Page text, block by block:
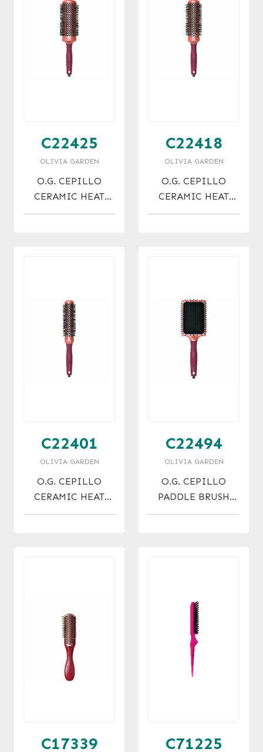
C22425
OLIVIA GARDEN
O.G. CEPILLO
CERAMIC HEAT
PRO XL THERMAL
C22418
OLIVIA GARDEN
O.G. CEPILLO
CERAMIC HEAT
PRO XL THERMAL
C22401
OLIVIA GARDEN
O.G. CEPILLO
CERAMIC HEAT
PRO XL THERMAL
C22494
OLIVIA GARDEN
O.G. CEPILLO
PADDLE BRUSH
HEAT PRO
C17339 C71225